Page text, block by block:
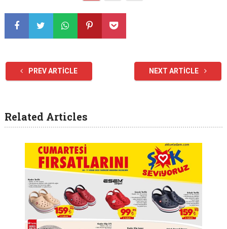
PREV ARTICLE NEXT ARTICLE
Related Articles